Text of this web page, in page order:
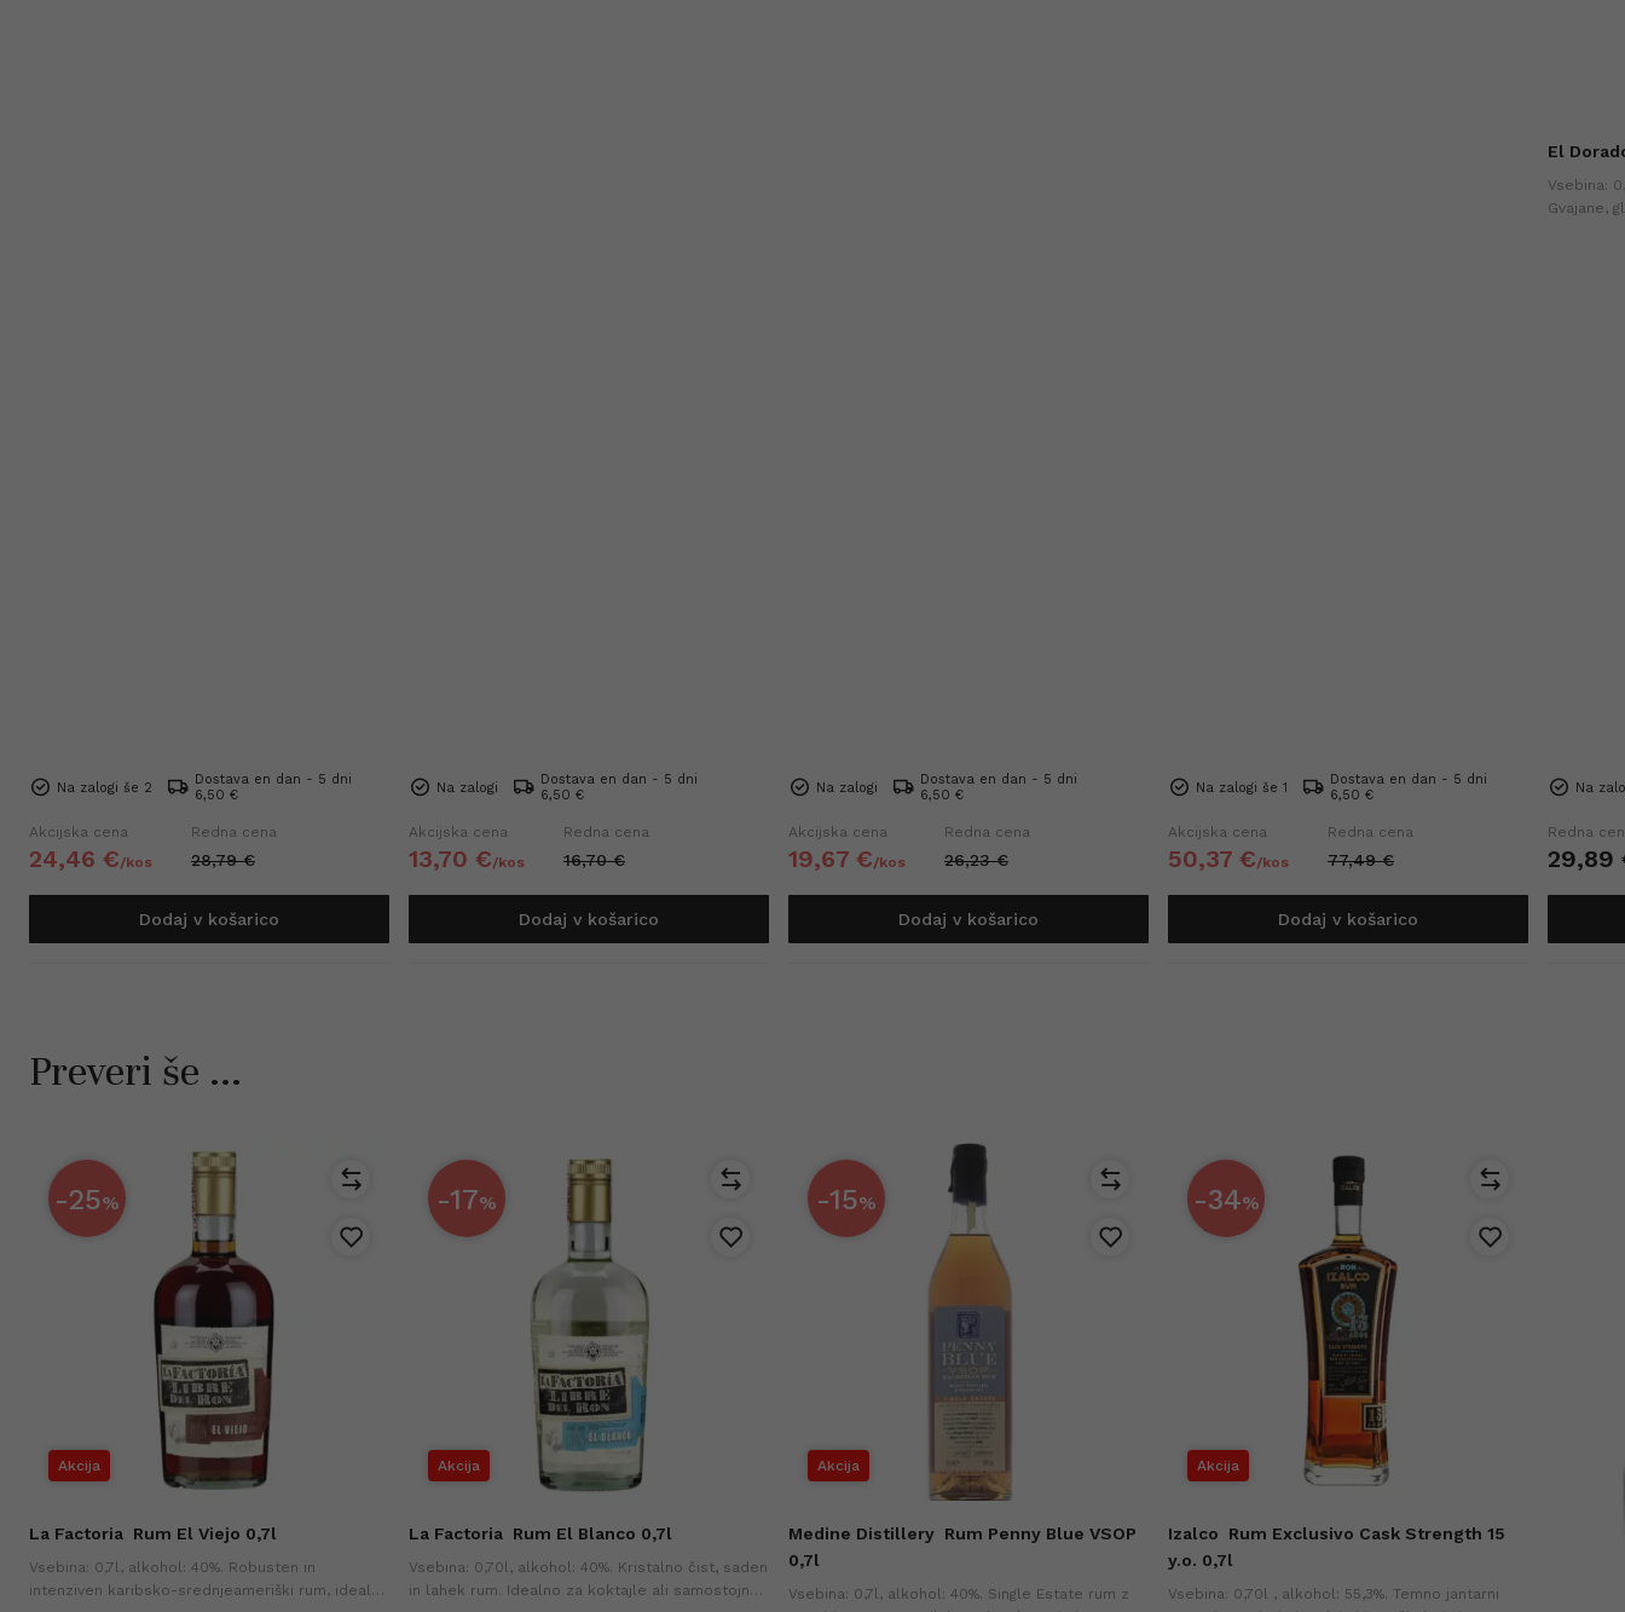
Na zalogi še 2
Dostava en dan - 5 dni
6,50 €
Akcijska cena
24,46 €/kos
Redna cena
28,79 €
Dodaj v košarico
Na zalogi
Dostava en dan - 5 dni
6,50 €
Akcijska cena
13,70 €/kos
Redna cena
16,70 €
Dodaj v košarico
Na zalogi
Dostava en dan - 5 dni
6,50 €
Akcijska cena
19,67 €/kos
Redna cena
26,23 €
Dodaj v košarico
Na zalogi še 1
Dostava en dan - 5 dni
6,50 €
Akcijska cena
50,37 €/kos
Redna cena
77,49 €
Dodaj v košarico
El
Vsebina:
Gvajane,
Na
Redna
29,89
Preveri še ...
-25%
Akcija
La Factoria Rum El Viejo 0,7l
Vsebina: 0,7l, alkohol: 40%. Robusten in
intenziven karibsko-srednjeameriški rum, idealen
-17%
Akcija
La Factoria Rum El Blanco 0,7l
Vsebina: 0,70l, alkohol: 40%. Kristalno čist, saden
in lahek rum. Idealno za koktajle ali samostojno
-15%
Akcija
Medine Distillery Rum Penny Blue VSOP
0,7l
Vsebina: 0,7l, alkohol: 40%. Single Estate rum z
-34%
Akcija
Izalco
Rum Exclusivo Cask Strength 15
y.o. 0,7l
Vsebina: 0,70l , alkohol: 55,3%. Temno jantarni